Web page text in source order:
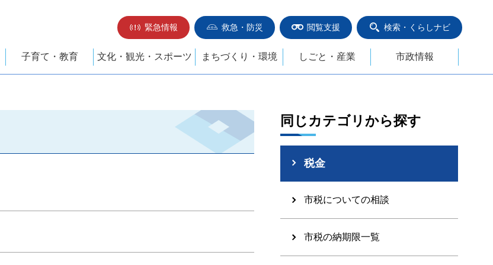
緊急情報
救急・防災 閲覧支援 検索・くらしナビ
子育て・教育 文化・観光・スポーツ まちづくり・環境 しごと・産業 市政情報
同じカテゴリから探す
税金
市税についての相談
市税の納期限一覧